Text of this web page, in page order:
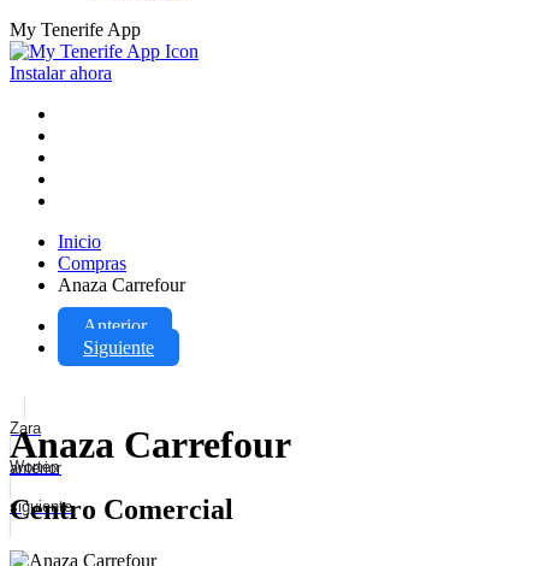
My Tenerife App
Instalar ahora
Inicio
Compras
Anaza Carrefour
Anterior
Siguiente
Zara
anterior
Worten
siguiente
Anaza Carrefour
Centro Comercial